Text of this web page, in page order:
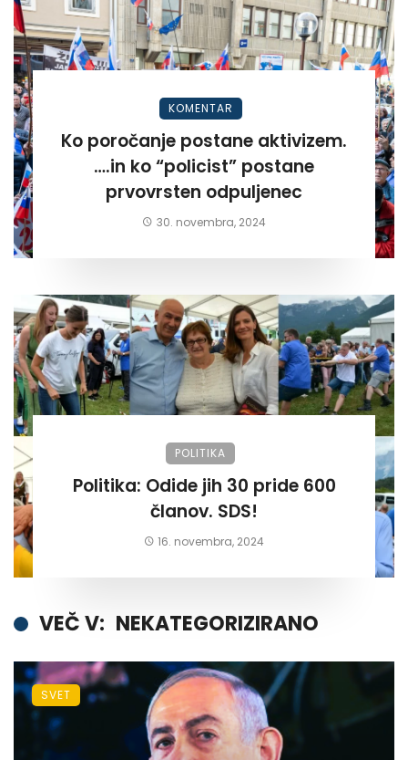
KOMENTAR
Ko poročanje postane aktivizem.
….in ko “policist” postane
prvovrsten odpuljenec
30. novembra, 2024
POLITIKA
Politika: Odide jih 30 pride 600
članov. SDS!
16. novembra, 2024
VEČ V: NEKATEGORIZIRANO
SVET